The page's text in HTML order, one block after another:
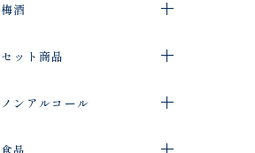
梅酒
セット商品
ノンアルコール